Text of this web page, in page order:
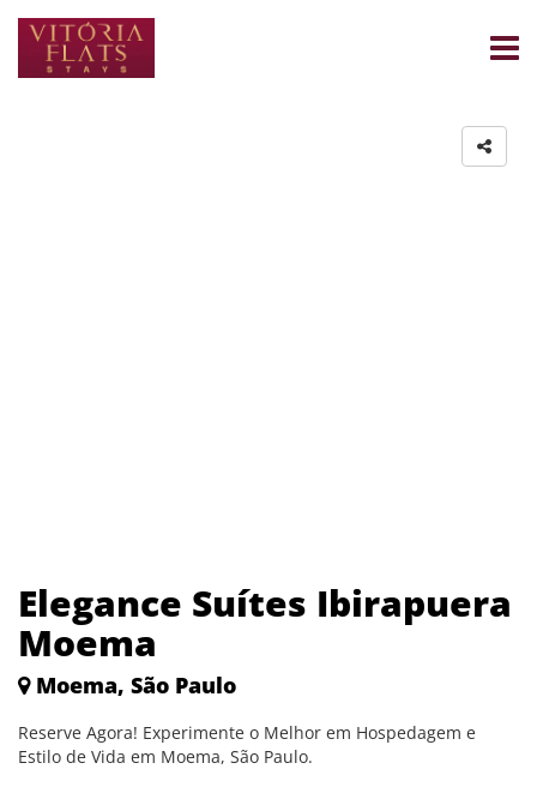
Elegance Suítes Ibirapuera
Moema
Moema, São Paulo
Reserve Agora! Experimente o Melhor em Hospedagem e
Estilo de Vida em Moema, São Paulo.